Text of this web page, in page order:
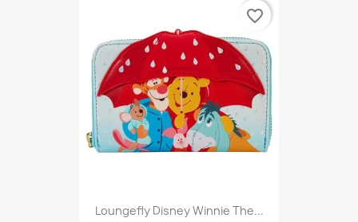
Loungefly Disney Winnie The...
favorite_border